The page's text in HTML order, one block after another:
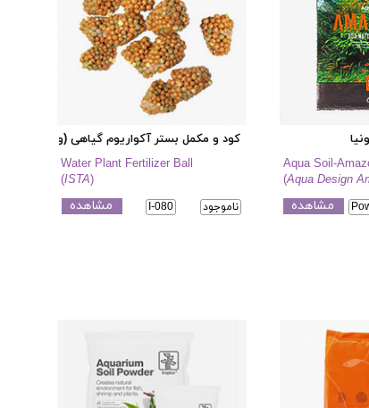
Aqua Soil-
(Aqua Design
مشاهده
کود و مکمل بستر آکواریوم گیاهی (واتر پلنت
Water Plant Fertilizer Ball
(ISTA)
ناموجود I-080 مشاهده